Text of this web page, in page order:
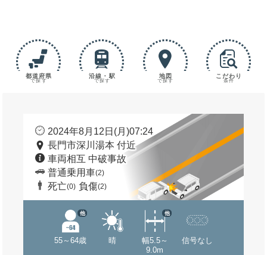
都道府県
で探す
沿線・駅
で探す
地図
で探す
こだわり
条件
2024年8月12日(月)07:24
長門市深川湯本 付近
車両相互 中破事故
普通乗用車(2)
死亡(0) 負傷(2)
55～64歳
他
晴
幅5.5～
9.0m
他
信号なし